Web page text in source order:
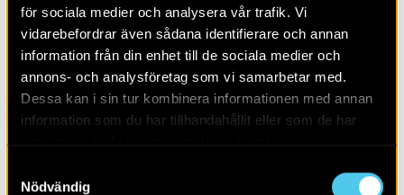
för sociala medier och analysera vår trafik. Vi
vidarebefordrar även sådana identifierare och annan
information från din enhet till de sociala medier och
annons- och analysföretag som vi samarbetar med.
Dessa kan i sin tur kombinera informationen med annan
information som du har tillhandahållit eller som de har
Nödvändig
RAPPORT 2026:49
En malmgård med trädgård